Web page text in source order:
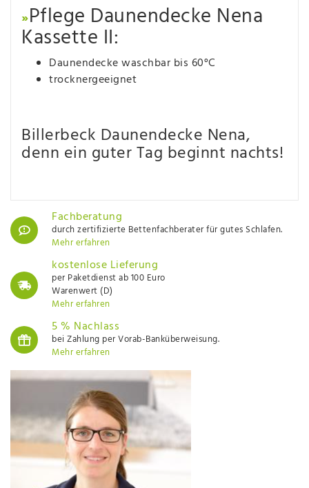
»Pflege Daunendecke Nena
Kassette II:
Daunendecke waschbar bis 60°C
trocknergeeignet
Billerbeck Daunendecke Nena,
denn ein guter Tag beginnt nachts!
Fachberatung
durch zertifizierte Bettenfachberater für gutes Schlafen.
Mehr erfahren
kostenlose Lieferung
per Paketdienst ab 100 Euro
Warenwert (D)
Mehr erfahren
5 % Nachlass
bei Zahlung per Vorab-Banküberweisung.
Mehr erfahren